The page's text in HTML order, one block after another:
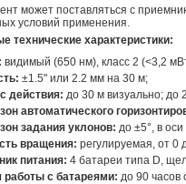
может поставляться с
условий применения.
технические характеристики:
видимый (650 нм), класс 2 (<3,2
±1.5" или 2.2 мм на 30 м;
действия: до 30 м визуально; до
автоматического
задания уклонов: до ±5°, в
вращения: регулируемая, от 0
питания: 4 батареи типа D,
работы с батареями: до 90 часов